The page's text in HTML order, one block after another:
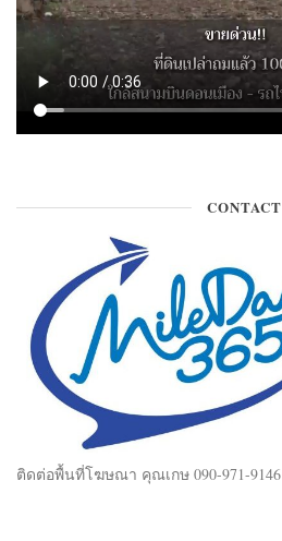
CONTACT
ติดต่อพื้นที่โฆษณา คุณเกษ 090-971-9146